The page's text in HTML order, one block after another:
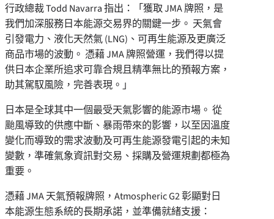
行政總裁 Todd Navarra 指出：「獲取 JMA 牌照，是
我們加深服務日本能源交易界的關鍵一步。 天氣會
引發電力、液化天然氣 (LNG)、可再生能源及更廣泛
商品市場的波動。 憑藉 JMA 牌照營運，我們得以提
供日本企業所追求可靠合規且精準無比的預報方案，
助其駕馭風險，完善表現。」
日本是全球其中一個最受天氣影響的能源市場。 從
颱風導致的供應中斷、暴雨帶來的影響，以至因溫度
變化而導致的需求波動及可再生能源發電引起的未知
變數，準確氣象資訊對交易、採購及營運規劃都極為
重要。
憑藉 JMA 天氣預報牌照，Atmospheric G2 彰顯對日
本能源生態系統的長期承諾，並準備就緒支援：